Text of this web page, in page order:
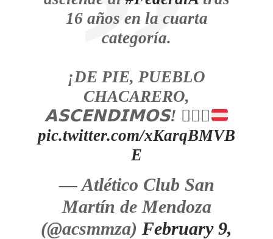
16 años en la cuarta
categoría.
¡DE PIE, PUEBLO
CHACARERO,
𝗔𝗦𝗖𝗘𝗡𝗗𝗜𝗠𝗢𝗦! ✊🏼🅰️
pic.twitter.com/xKarqBMVB
E
— Atlético Club San
Martín de Mendoza
(@acsmmza) February 9,